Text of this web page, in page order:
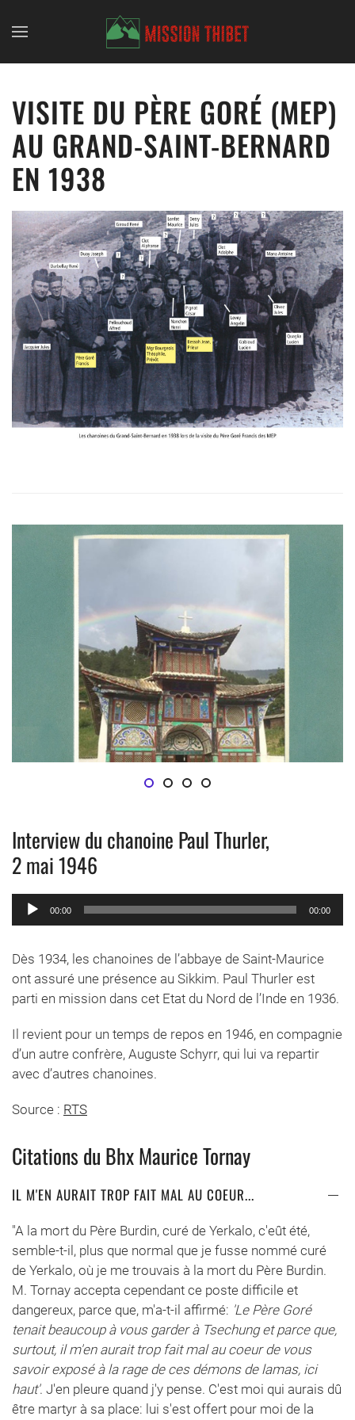
Skip to main content
VISITE DU PÈRE GORÉ (MEP)
AU GRAND-SAINT-BERNARD
EN 1938
Arc en ciel sur Bahang
Thibétain
EGLISE DE YERKALO
Cathédrale de Dali
Interview du chanoine Paul Thurler,
2 mai 1946
Lecteur
audio
00:00 00:00
Dès 1934, les chanoines de l’abbaye de Saint-Maurice
ont assuré une présence au Sikkim. Paul Thurler est
parti en mission dans cet Etat du Nord de l’Inde en 1936.
Il revient pour un temps de repos en 1946, en compagnie
d’un autre confrère, Auguste Schyrr, qui lui va repartir
avec d’autres chanoines.
Source : RTS
Citations du Bhx Maurice Tornay
IL M'EN AURAIT TROP FAIT MAL AU COEUR...
"A la mort du Père Burdin, curé de Yerkalo, c'eût été,
semble-t-il, plus que normal que je fusse nommé curé
de Yerkalo, où je me trouvais à la mort du Père Burdin.
M. Tornay accepta cependant ce poste difficile et
dangereux, parce que, m'a-t-il affirmé: 'Le Père Goré
tenait beaucoup à vous garder à Tsechung et parce que,
surtout, il m'en aurait trop fait mal au coeur de vous
savoir exposé à la rage de ces démons de lamas, ici
haut'. J'en pleure quand j'y pense. C'est moi qui aurais dû
être martyr à sa place: lui s'est offert pour moi de la